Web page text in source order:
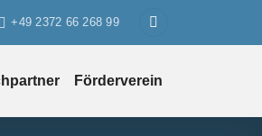
+49 2372 66 268 99
Förderverein